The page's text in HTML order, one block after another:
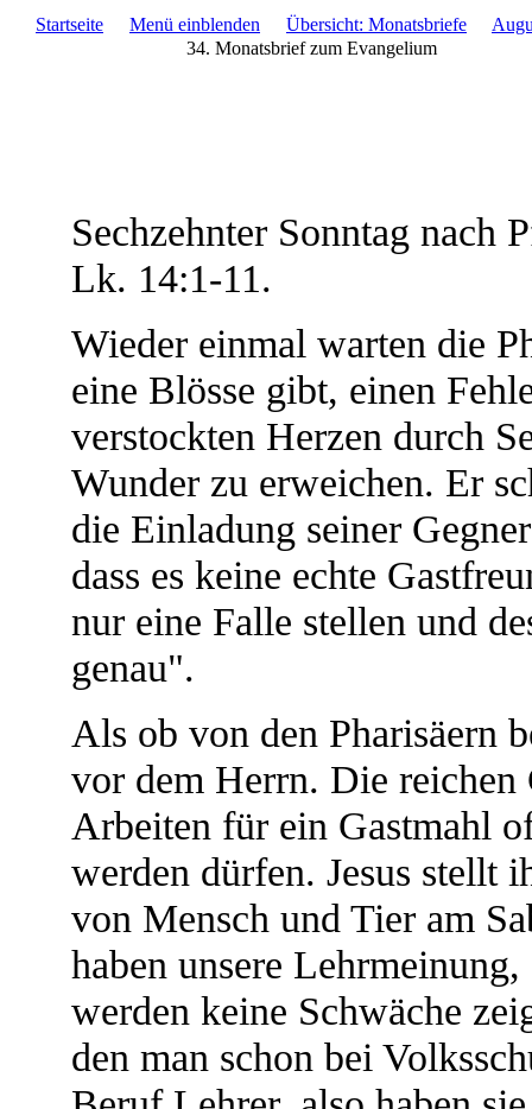
Startseite Menü einblenden Übersicht: Monatsbriefe
34. Monatsbrief zum Evangelium
Sechzehnter Sonntag nach
Lk. 14:1-11.
Wieder einmal warten die
eine Blösse gibt, einen
verstockten Herzen durch
Wunder zu erweichen. Er
die Einladung seiner
dass es keine echte
nur eine Falle stellen und
genau".
Als ob von den Pharisäern
vor dem Herrn. Die reichen
Arbeiten für ein Gastmahl
werden dürfen. Jesus stellt
von Mensch und Tier am
haben unsere
werden keine Schwäche
den man schon bei